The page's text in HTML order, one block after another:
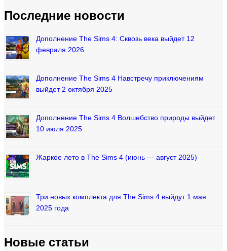
Последние новости
Дополнение The Sims 4: Сквозь века выйдет 12
февраля 2026
Дополнение The Sims 4 Навстречу приключениям
выйдет 2 октября 2025
Дополнение The Sims 4 Волшебство природы выйдет
10 июля 2025
Жаркое лето в The Sims 4 (июнь — август 2025)
Три новых комплекта для The Sims 4 выйдут 1 мая
2025 года
Новые статьи